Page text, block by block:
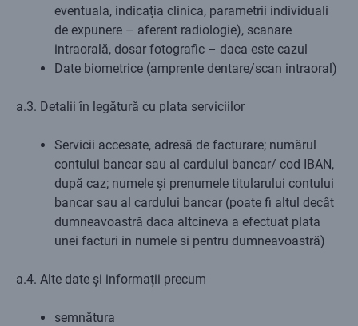
eventuala, indicația clinica, parametrii individuali
de expunere – aferent radiologie), scanare
intraorală, dosar fotografic – daca este cazul
Date biometrice (amprente dentare/scan intraoral)
a.3. Detalii în legătură cu plata serviciilor
Servicii accesate, adresă de facturare; numărul
contului bancar sau al cardului bancar/ cod IBAN,
după caz; numele și prenumele titularului contului
bancar sau al cardului bancar (poate fi altul decât
dumneavoastră daca altcineva a efectuat plata
unei facturi in numele si pentru dumneavoastră)
a.4. Alte date și informații precum
semnătura